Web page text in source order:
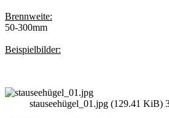
Brennweite:
50-300mm
Beispielbilder:
stauseehügel_01.jpg (129.41 KiB)